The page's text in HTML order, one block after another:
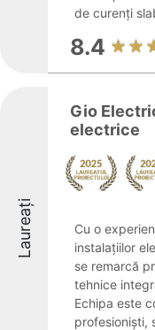
de curenți
8.4
Laureați
Gio
electrice
Cu o
instalațiilor
se remarcă
tehnice
Echipa este
profesioniști,